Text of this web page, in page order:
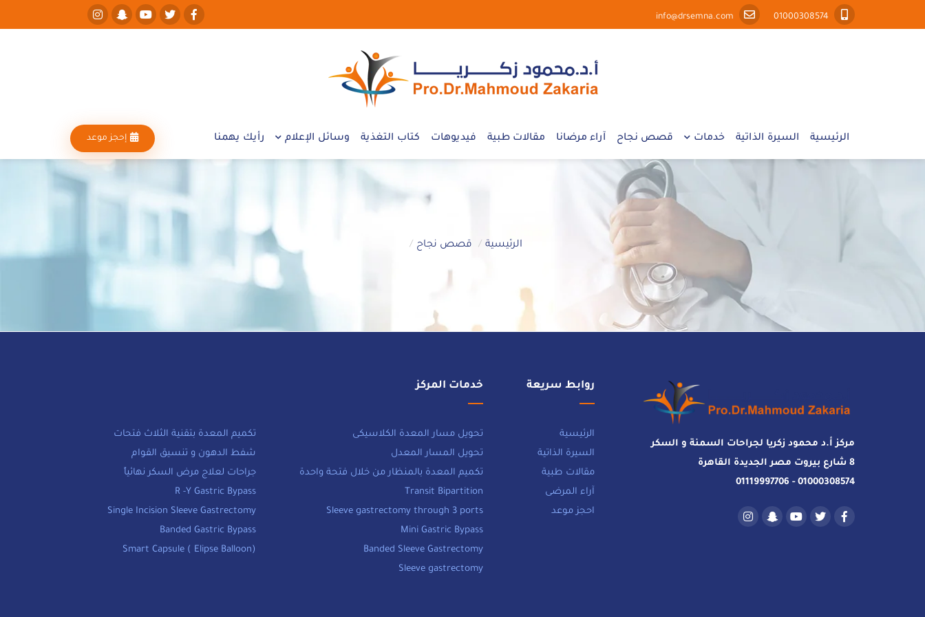
الرئيسية السيرة الذاتية خدمات قصص نجاح آراء مرضانا مقالات طبية فيديوهات كتاب التغذية وسائل الإعلام رأيك يهمنا إحجز موعد
الرئيسية قصص نجاح
مركز أ.د محمود زكريا لجراحات السمنة و السكر
8 شارع بيروت مصر الجديدة القاهرة
01000308574 - 01119997706
روابط سريعة
الرئيسية
السيرة الذاتية
مقالات طبية
آراء المرضى
احجز موعد
خدمات المركز
تحويل مسار المعدة الكلاسيكى
تكميم المعدة بتقنية الثلاث فتحات
تحويل المسار المعدل
شفط الدهون و تنسيق القوام
تكميم المعدة بالمنظار من خلال فتحة واحدة
جراحات لعلاج مرض السكر نهائياً
Transit Bipartition
R -Y Gastric Bypass
Sleeve gastrectomy through 3 ports
Single Incision Sleeve Gastrectomy
Mini Gastric Bypass
Banded Gastric Bypass
Banded Sleeve Gastrectomy
Smart Capsule ( Elipse Balloon)
Sleeve gastrectomy